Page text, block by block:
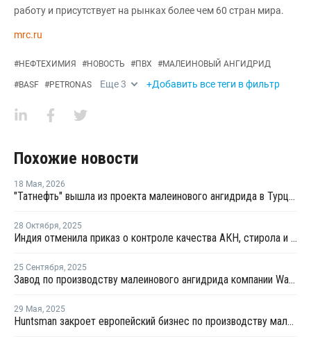
работу и присутствует на рынках более чем 60 стран мира.
mrc.ru
#НЕФТЕХИМИЯ #НОВОСТЬ #ПВХ #МАЛЕИНОВЫЙ АНГИДРИД
#BASF #PETRONAS Еще3 +Добавить все теги в фильтр
Похожие новости
18 Мая, 2026
"Татнефть" вышла из проекта малеинового ангидрида в Турции
28 Октября, 2025
Индия отменила приказ о контроле качества АКН, стирола и малеинового ангидрида
25 Сентября, 2025
Завод по производству малеинового ангидрида компании Wanhua Chemical повысил производительность
29 Мая, 2025
Huntsman закроет европейский бизнес по производству малеинового ангидрида